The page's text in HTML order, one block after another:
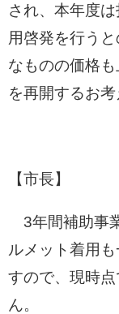
され、本年度
用啓発を行う
なものの価格
を再開するお考
【市長】
3年間補助事
ルメット着用
すので、現時
ん。